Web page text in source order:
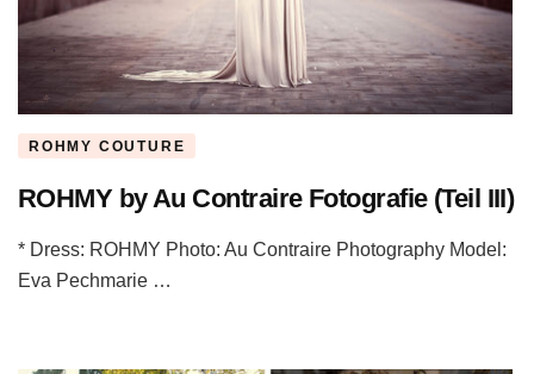
ROHMY COUTURE
ROHMY by Au Contraire Fotografie (Teil III)
* Dress: ROHMY Photo: Au Contraire Photography Model:
Eva Pechmarie …